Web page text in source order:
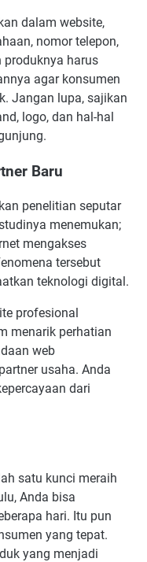
dalam website,
nomor telepon,
produknya harus
agar konsumen
Jangan lupa, sajikan
logo, dan hal-hal
Baru
penelitian seputar
menemukan;
mengakses
tersebut
teknologi digital.
profesional
menarik perhatian
web
usaha. Anda
dari
satu kunci meraih
Anda bisa
hari. Itu pun
yang tepat.
yang menjadi